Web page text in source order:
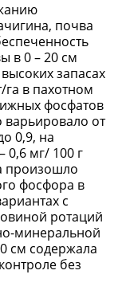
почва
в 0 – 20 см
запасах
га в пахотном
фосфатов
варьировало от
0,9, на
0,6 мг/ 100 г
произошло
фосфора в
с
ротаций
минеральной
см содержала
без